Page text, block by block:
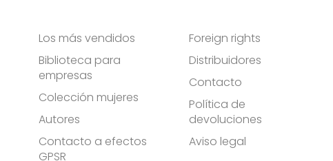
Los más vendidos
Biblioteca para
empresas
Colección mujeres
Autores
Contacto a efectos
GPSR
Foreign rights
Distribuidores
Contacto
Política de
devoluciones
Aviso legal